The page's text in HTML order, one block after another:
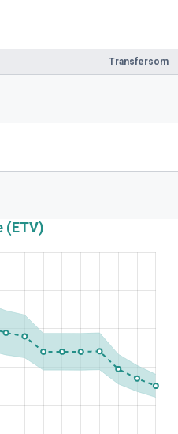
Transfersom
(ETV)